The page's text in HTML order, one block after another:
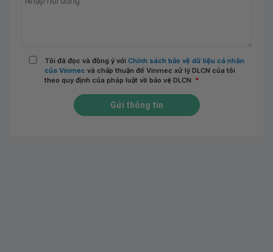
Tôi đã đọc và đồng ý với Chính sách bảo vệ dữ liệu cá nhân
của Vinmec và chấp thuận để Vinmec xử lý DLCN của tôi
theo quy định của pháp luật về bảo vệ DLCN. *
Gửi thông tin